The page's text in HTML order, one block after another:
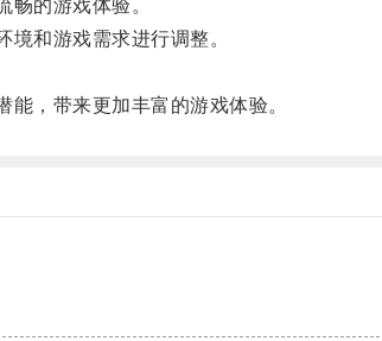
的游戏体验。
和游戏需求进行调整。
，带来更加丰富的游戏体验。